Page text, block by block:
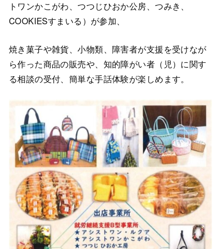
トワンかこがわ、つつじひおか公房、つみき、
COOKIESすまいる）が参加、
焼き菓子や雑貨、小物類、障害者が支援を受けなが
ら作った商品の販売や、知的障がい者（児）に関す
る相談の受付、簡単な手話体験が楽しめます。